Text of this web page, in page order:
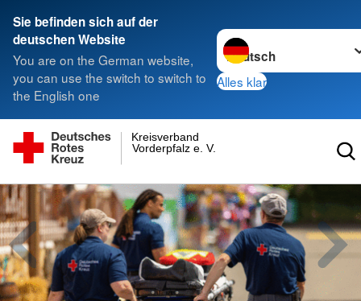
Sie befinden sich auf der
deutschen Website
You are on the German website,
you can use the switch to switch to
the English one
Sprache wechseln zu
Alles klar
Vorderpfalz e. V.
Kreisverband